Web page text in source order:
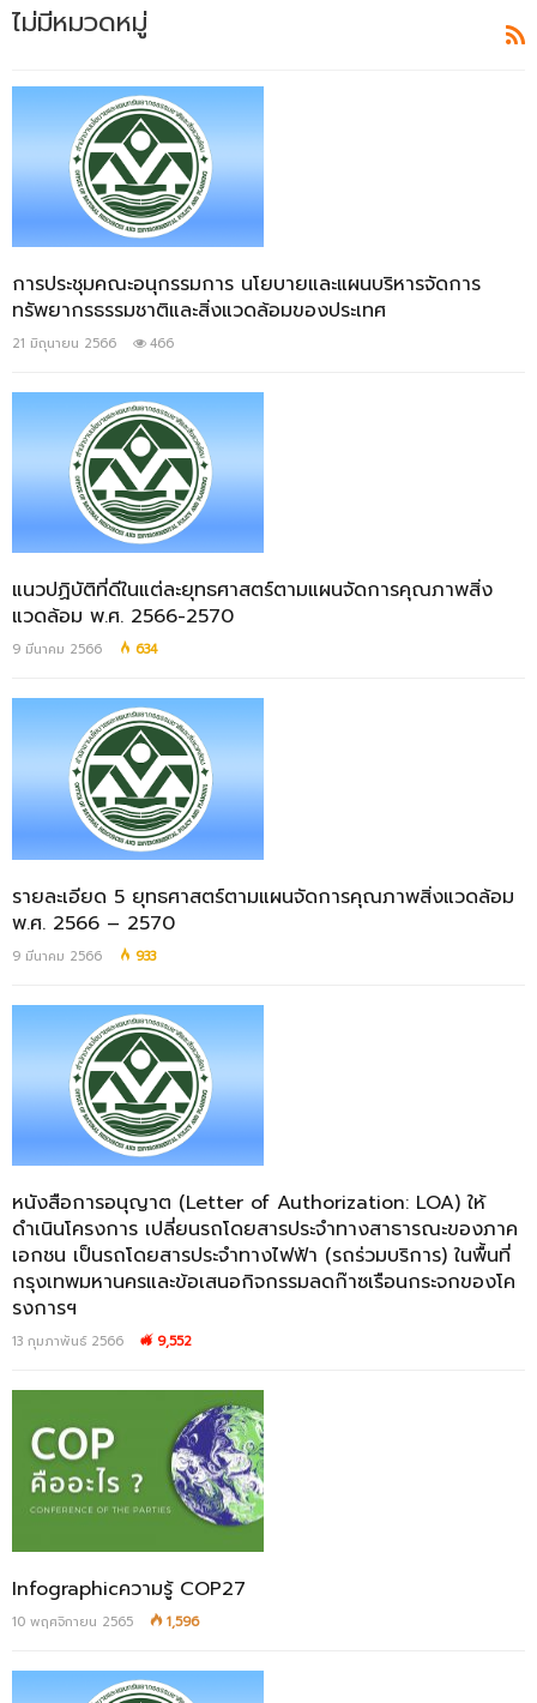
ไม่มีหมวดหมู่
การประชุมคณะอนุกรรมการ นโยบายและแผนบริหารจัดการ
ทรัพยากรธรรมชาติและสิ่งแวดล้อมของประเทศ
21 มิถุนายน 2566 466
แนวปฏิบัติที่ดีในแต่ละยุทธศาสตร์ตามแผนจัดการคุณภาพสิ่ง
แวดล้อม พ.ศ. 2566-2570
9 มีนาคม 2566 634
รายละเอียด 5 ยุทธศาสตร์ตามแผนจัดการคุณภาพสิ่งแวดล้อม
พ.ศ. 2566 – 2570
9 มีนาคม 2566 933
หนังสือการอนุญาต (Letter of Authorization: LOA) ให้
ดำเนินโครงการ เปลี่ยนรถโดยสารประจำทางสาธารณะของภาค
เอกชน เป็นรถโดยสารประจำทางไฟฟ้า (รถร่วมบริการ) ในพื้นที่
กรุงเทพมหานครและข้อเสนอกิจกรรมลดก๊าซเรือนกระจกของโค
รงการฯ
13 กุมภาพันธ์ 2566 9,552
Infographicความรู้ COP27
10 พฤศจิกายน 2565 1,596